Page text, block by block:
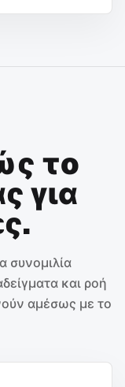
το
για
συνομιλία
και ροή
αμέσως με το